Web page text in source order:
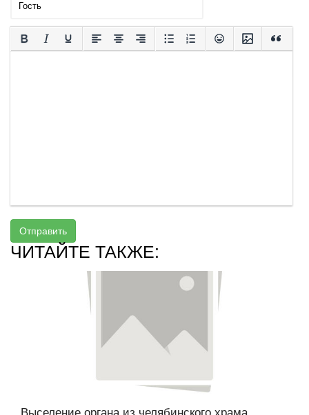
Отправить
ЧИТАЙТЕ ТАКЖЕ: